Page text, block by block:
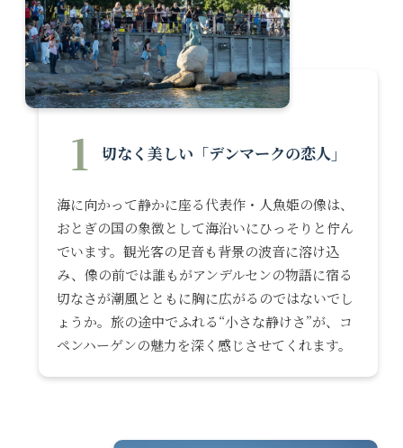
1 切なく美しい「デンマークの恋人」
海に向かって静かに座る代表作・人魚姫の像は、
おとぎの国の象徴として海沿いにひっそりと佇ん
でいます。観光客の足音も背景の波音に溶け込
み、像の前では誰もがアンデルセンの物語に宿る
切なさが潮風とともに胸に広がるのではないでし
ょうか。旅の途中でふれる“小さな静けさ”が、コ
ペンハーゲンの魅力を深く感じさせてくれます。